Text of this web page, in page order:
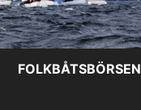
VISAFOLKBÅTSBÖRSEN